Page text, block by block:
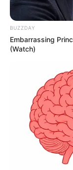
ΕΥΒΟΙΑ
BUZZDAY
Embarrassing
(Watch)